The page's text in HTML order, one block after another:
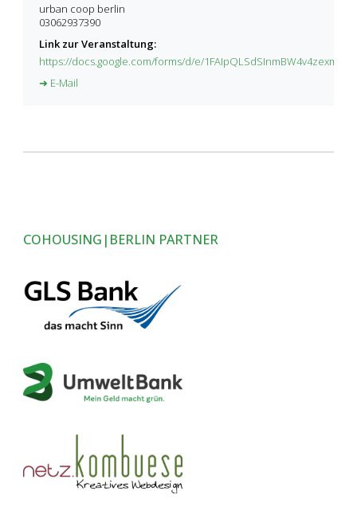
urban coop berlin
03062937390
Link zur Veranstaltung:
https://docs.google.com/forms/d/e/
➜ E-Mail
COHOUSING|BERLIN PARTNER